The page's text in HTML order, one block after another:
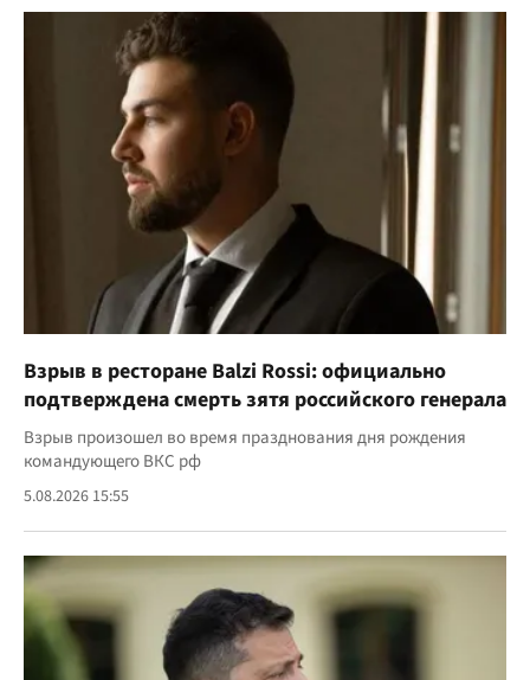
Взрыв в ресторане Balzi Rossi: официально
подтверждена смерть зятя российского генерала
Взрыв произошел во время празднования дня рождения
командующего ВКС рф
5.08.2026 15:55